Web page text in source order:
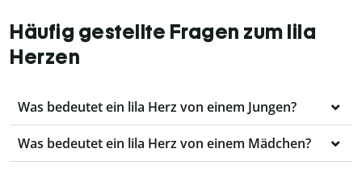
Häufig gestellte Fragen zum lila
Herzen
Was bedeutet ein lila Herz von einem Jungen?
Was bedeutet ein lila Herz von einem Mädchen?